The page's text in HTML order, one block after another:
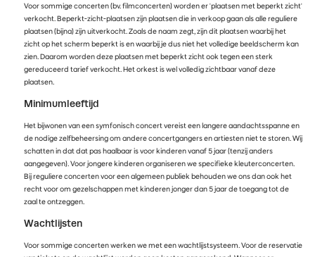
Voor sommige concerten (bv. filmconcerten) worden er 'plaatsen met beperkt zicht'
verkocht. Beperkt-zicht-plaatsen zijn plaatsen die in verkoop gaan als alle reguliere
plaatsen (bijna) zijn uitverkocht. Zoals de naam zegt, zijn dit plaatsen waarbij het
zicht op het scherm beperkt is en waarbij je dus niet het volledige beeldscherm kan
zien. Daarom worden deze plaatsen met beperkt zicht ook tegen een sterk
gereduceerd tarief verkocht. Het orkest is wel volledig zichtbaar vanaf deze
plaatsen.
Minimumleeftijd
Het bijwonen van een symfonisch concert vereist een langere aandachtsspanne en
de nodige zelfbeheersing om andere concertgangers en artiesten niet te storen. Wij
schatten in dat dat pas haalbaar is voor kinderen vanaf 5 jaar (tenzij anders
aangegeven). Voor jongere kinderen organiseren we specifieke kleuterconcerten.
Bij reguliere concerten voor een algemeen publiek behouden we ons dan ook het
recht voor om gezelschappen met kinderen jonger dan 5 jaar de toegang tot de
zaal te ontzeggen.
Wachtlijsten
Voor sommige concerten werken we met een wachtlijstsysteem. Voor de reservatie